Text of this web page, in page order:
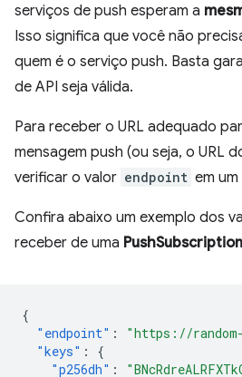
serviços de push esperam a
Isso significa que você não
quem é o serviço push. Basta
de API seja válida.
Para receber o URL adequado
mensagem push (ou seja, o URL
verificar o valor endpoint em um
Confira abaixo um exemplo dos
receber de uma PushSubscription
{
"endpoint" :
"https://
"keys" :
{
"p256dh" :